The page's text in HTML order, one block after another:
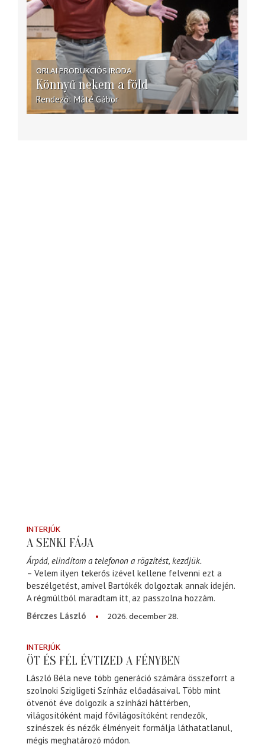
ORLAI PRODUKCIÓS IRODA
Könnyű nekem a föld
Rendező Máté Gábor
INTERJÚK
A SENKI FÁJA
Árpád, elindítom a telefonon a rögzítést, kezdjük.
– Velem ilyen tekerős izével kellene felvenni ezt a
beszélgetést, amivel Bartókék dolgoztak annak idején.
A régmúltból maradtam itt, az passzolna hozzám.
Bérczes László
2026. december 28.
INTERJÚK
ÖT ÉS FÉL ÉVTIZED A FÉNYBEN
László Béla neve több generáció számára összeforrt a
szolnoki Szigligeti Színház előadásaival. Több mint
ötvenöt éve dolgozik a színházi háttérben,
világosítóként majd fővilágosítóként rendezők,
színészek és nézők élményeit formálja láthatatlanul,
mégis meghatározó módon.